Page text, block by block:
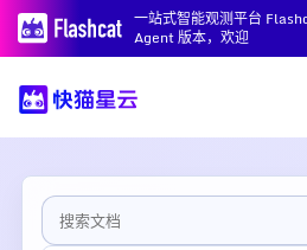
一站式智能观测平台
Agent 版本，欢迎